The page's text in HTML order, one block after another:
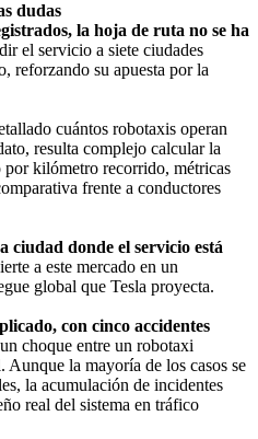
dudas
la hoja de ruta no se ha
el servicio a siete ciudades
reforzando su apuesta por la
cuántos robotaxis operan
resulta complejo calcular la
kilómetro recorrido, métricas
frente a conductores
ciudad donde el servicio está
a este mercado en un
global que Tesla proyecta.
con cinco accidentes
choque entre un robotaxi
la mayoría de los casos se
la acumulación de incidentes
real del sistema en tráfico